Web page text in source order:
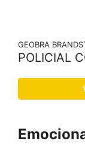
GEOBRA
POLICIAL